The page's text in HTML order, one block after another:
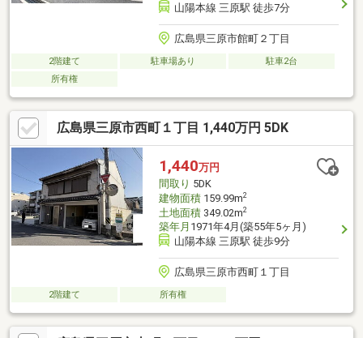
山陽本線 三原駅 徒歩7分
広島県三原市館町２丁目
2階建て 駐車場あり
駐車2台
所有権
広島県三原市西町１丁目 1,440万円 5DK
1,440万円
間取り 5DK
建物面積159.99m2
土地面積349.02m2
築年月 1971年4月(築55年5ヶ月)
山陽本線 三原駅 徒歩9分
広島県三原市西町１丁目
2階建て 所有権